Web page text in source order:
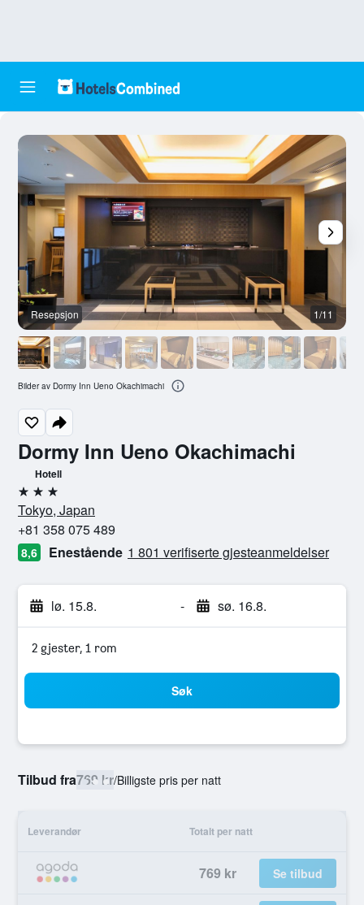
Dormy Inn Ueno Okachimachi
Hotell
3 stjerner
Tokyo, Japan
+81 358 075 489
8,6 Enestående 1 801 verifiserte gjesteanmeldelser
lø. 15.8. - sø. 16.8.
2 gjester, 1 rom
Søk
Tilbud fra769 kr/Billigste pris per natt
Leverandør Totalt per natt
769 kr Se tilbud
Resepsjon 1/11
Bilder av Dormy Inn Ueno Okachimachi